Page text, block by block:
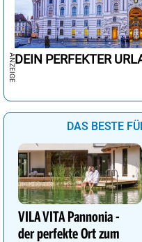
DEIN PERFEKTER
DAS BESTE
VILA VITA Pannonia -
der perfekte Ort zum